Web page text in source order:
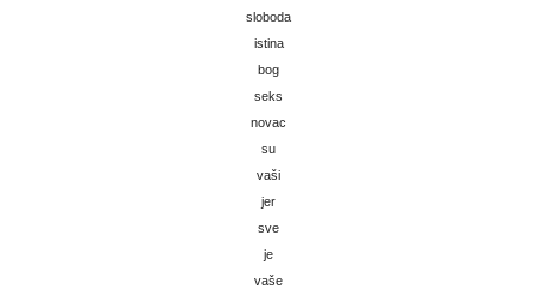
sloboda
istina
bog
seks
novac
su
vaši
jer
sve
je
vaše